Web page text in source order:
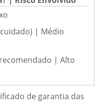
| Médio
| Alto
de garantia das